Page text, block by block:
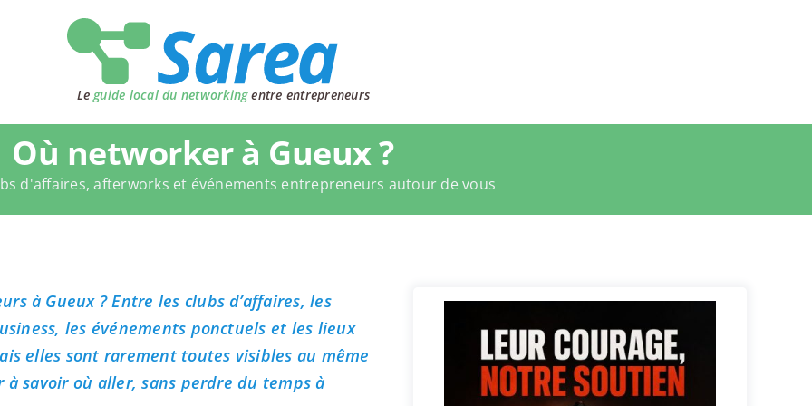
Le guide local du networkingentre entrepreneurs
Où networker à Gueux ?
d'affaires, afterworks et événements entrepreneurs autour de vous
à Gueux ? Entre les clubs d’affaires, les
les événements ponctuels et les lieux
elles sont rarement toutes visibles au même
savoir où aller, sans perdre du temps à